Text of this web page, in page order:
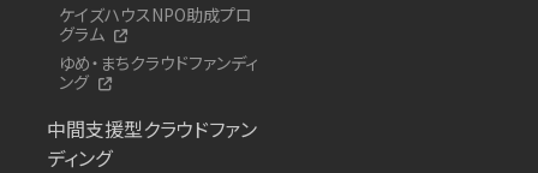
ケイズハウスNPO助成プロ
グラム
ゆめ・まちクラウドファンディ
ング
中間支援型クラウドファン
ディング